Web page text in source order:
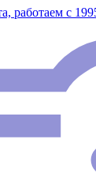
работаем с